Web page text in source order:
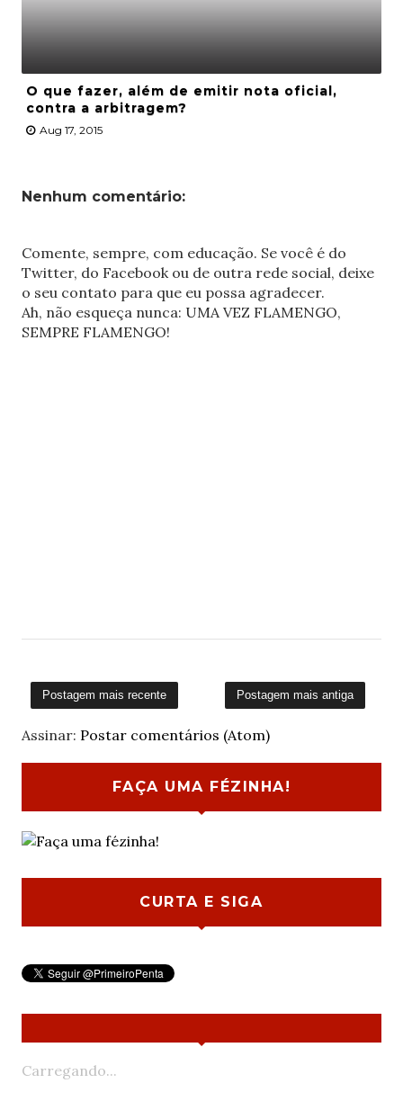
O que fazer, além de emitir nota oficial,
contra a arbitragem?
Aug 17, 2015
Nenhum comentário:
Comente, sempre, com educação. Se você é do
Twitter, do Facebook ou de outra rede social, deixe
o seu contato para que eu possa agradecer.
Ah, não esqueça nunca: UMA VEZ FLAMENGO,
SEMPRE FLAMENGO!
Postagem mais recente Postagem mais antiga
Assinar: Postar comentários (Atom)
FAÇA UMA FÉZINHA!
CURTA E SIGA
Carregando...